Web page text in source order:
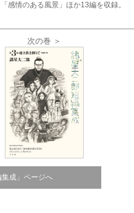
感情のある風景」ほか13編を収録。
次の巻 ＞
集成」ページへ